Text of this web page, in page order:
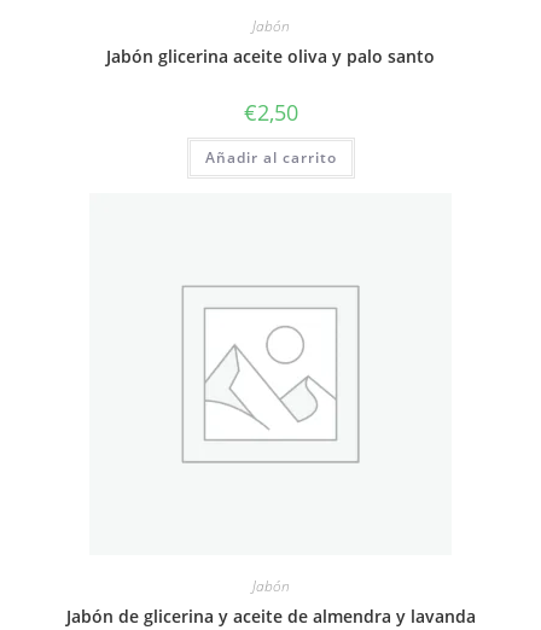
Jabón
Jabón glicerina aceite oliva y palo santo
€2,50
Añadir al carrito
Jabón
Jabón de glicerina y aceite de almendra y lavanda